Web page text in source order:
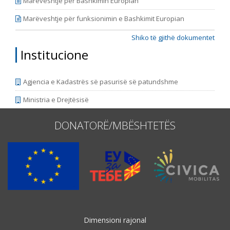
Marëveshtje për funksionimin e Bashkimit Europian
Shiko të gjithë dokumentet
Institucione
Agjencia e Kadastrës së pasurisë së patundshme
Ministria e Drejtësisë
DONATORË/MBËSHTETËS
Dimensioni rajonal